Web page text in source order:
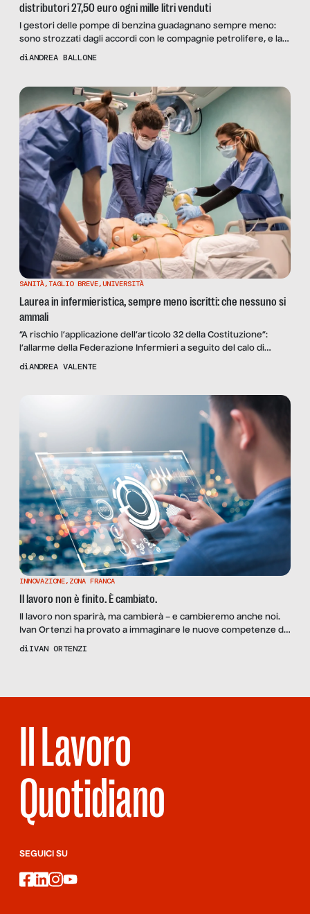
distributori 27,50 euro ogni mille litri venduti
I gestori delle pompe di benzina guadagnano sempre meno:
sono strozzati dagli accordi con le compagnie petrolifere, e la
crisi dei carburanti accelera il crollo di una situazione precaria
Zavalloni, della FE.G.I.C.A. CISL, e di Pinello Balia, presidente
ANGAC.
diANDREA BALLONE
SANITÀ,TAGLIO BREVE,UNIVERSITÀ
Laurea in infermieristica, sempre meno iscritti: che nessuno si
ammali
“A rischio l’applicazione dell’articolo 32 della Costituzione”:
l’allarme della Federazione Infermieri a seguito del calo di
iscrizioni nei corsi di laurea in infermieristica. Si parla del 10% in
diANDREA VALENTE
INNOVAZIONE, ZONA FRANCA
Il lavoro non è finito. È cambiato.
Il lavoro non sparirà, ma cambierà – e cambieremo anche noi.
Ivan Ortenzi ha provato a immaginare le nuove competenze di
domani
diIVAN ORTENZI
Il Lavoro
Quotidiano
SEGUICI SU
facebook
linkedin
instagram
youtube